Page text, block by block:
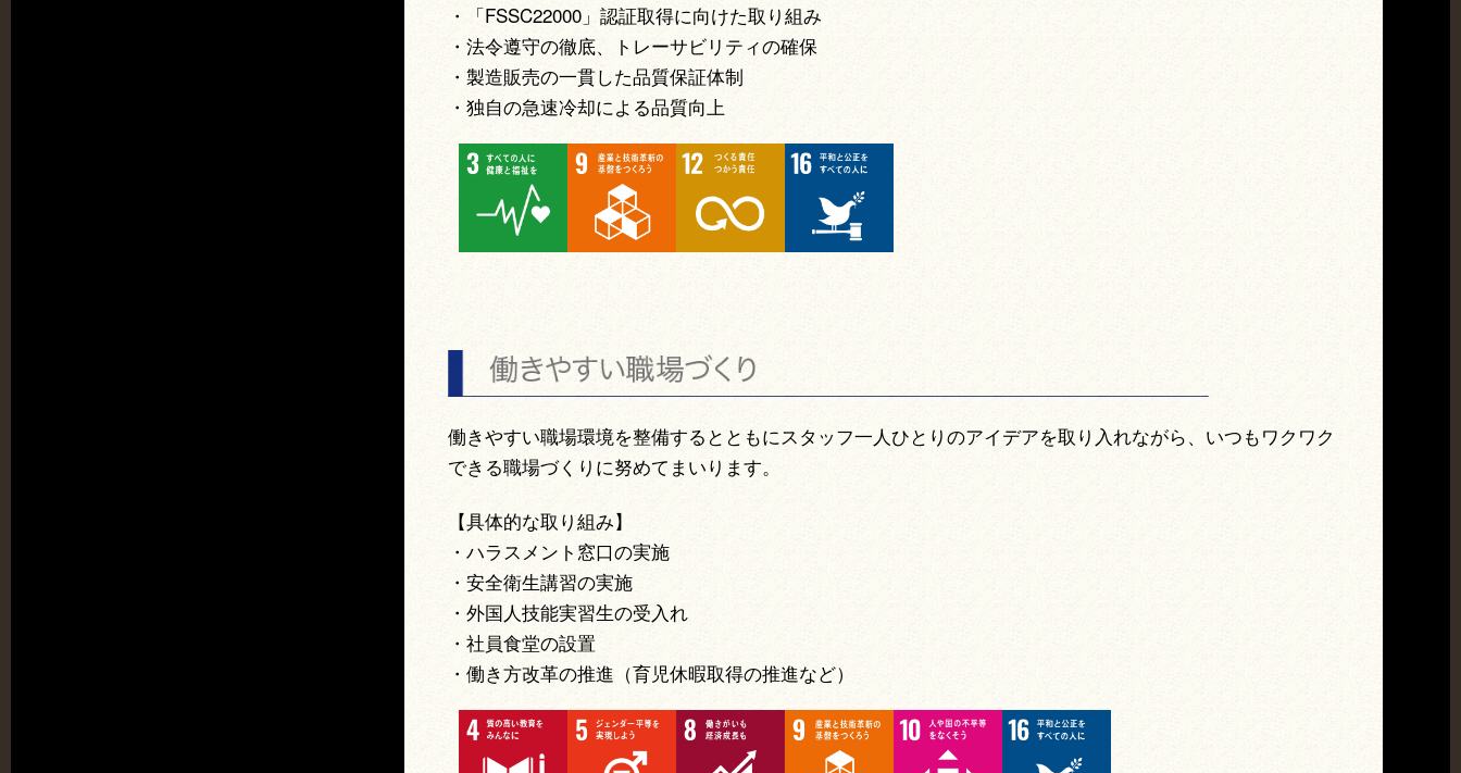
・「FSSC22000」認証取得に向けた取り組み
・法令遵守の徹底、トレーサビリティの確保
・製造販売の一貫した品質保証体制
・独自の急速冷却による品質向上
働きやすい職場環境を整備するとともにスタッフ一人ひとりのアイデアを取り入れながら、いつもワクワク
できる職場づくりに努めてまいります。
【具体的な取り組み】
・ハラスメント窓口の実施
・安全衛生講習の実施
・外国人技能実習生の受入れ
・社員食堂の設置
・働き方改革の推進（育児休暇取得の推進など）